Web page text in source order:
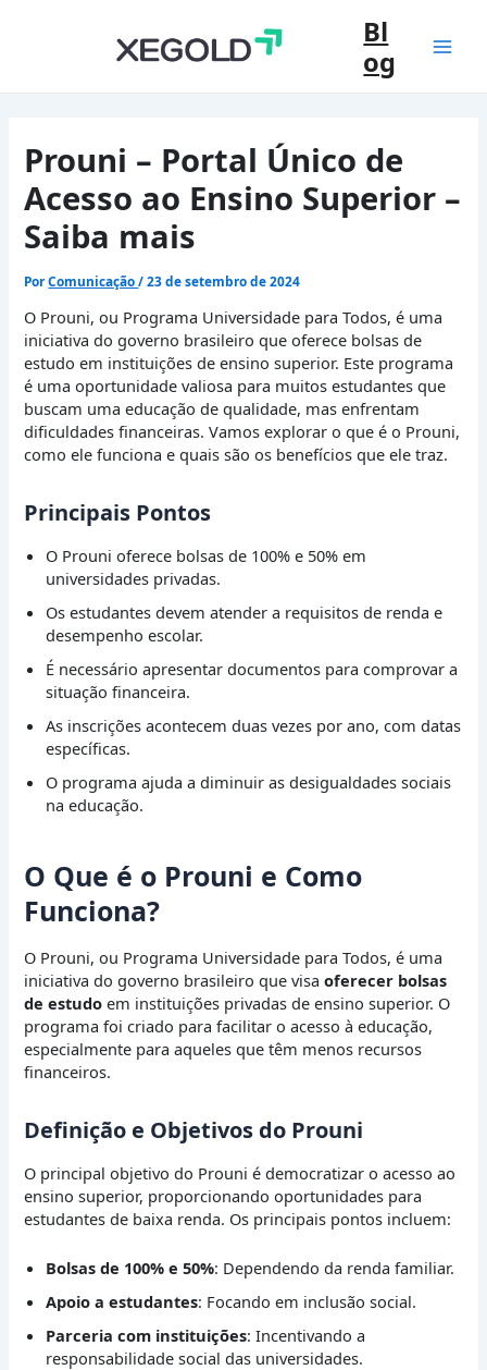
Bl
og
Prouni – Portal Único de
Acesso ao Ensino Superior –
Saiba mais
PorComunicação/23 de setembro de 2024
O Prouni, ou Programa Universidade para Todos, é uma
iniciativa do governo brasileiro que oferece bolsas de
estudo em instituições de ensino superior. Este programa
é uma oportunidade valiosa para muitos estudantes que
buscam uma educação de qualidade, mas enfrentam
dificuldades financeiras. Vamos explorar o que é o Prouni,
como ele funciona e quais são os benefícios que ele traz.
Principais Pontos
O Prouni oferece bolsas de 100% e 50% em
universidades privadas.
Os estudantes devem atender a requisitos de renda e
desempenho escolar.
É necessário apresentar documentos para comprovar a
situação financeira.
As inscrições acontecem duas vezes por ano, com datas
específicas.
O programa ajuda a diminuir as desigualdades sociais
na educação.
O Que é o Prouni e Como
Funciona?
O Prouni, ou Programa Universidade para Todos, é uma
iniciativa do governo brasileiro que visaoferecer bolsas
de estudo em instituições privadas de ensino superior. O
programa foi criado para facilitar o acesso à educação,
especialmente para aqueles que têm menos recursos
financeiros.
Definição e Objetivos do Prouni
O principal objetivo do Prouni é democratizar o acesso ao
ensino superior, proporcionando oportunidades para
estudantes de baixa renda. Os principais pontos incluem:
Bolsas de 100% e 50%: Dependendo da renda familiar.
Apoio a estudantes: Focando em inclusão social.
Parceria com instituições: Incentivando a
responsabilidade social das universidades.